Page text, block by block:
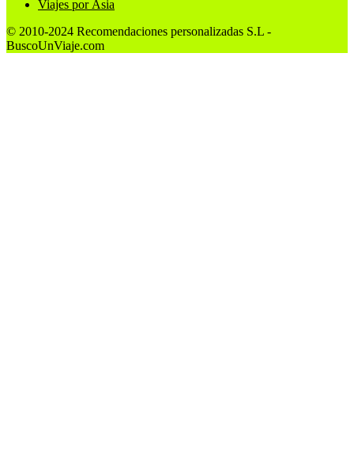
Viajes por Ásia
© 2010-2024 Recomendaciones personalizadas S.L -
BuscoUnViaje.com